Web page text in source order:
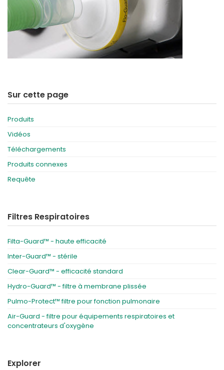
Sur cette page
Produits
Vidéos
Téléchargements
Produits connexes
Requête
Filtres Respiratoires
Filta-Guard™ - haute efficacité
Inter-Guard™ - stérile
Clear-Guard™ - efficacité standard
Hydro-Guard™ - filtre à membrane plissée
Pulmo-Protect™ filtre pour fonction pulmonaire
Air-Guard - filtre pour équipements respiratoires et
concentrateurs d'oxygène
Explorer